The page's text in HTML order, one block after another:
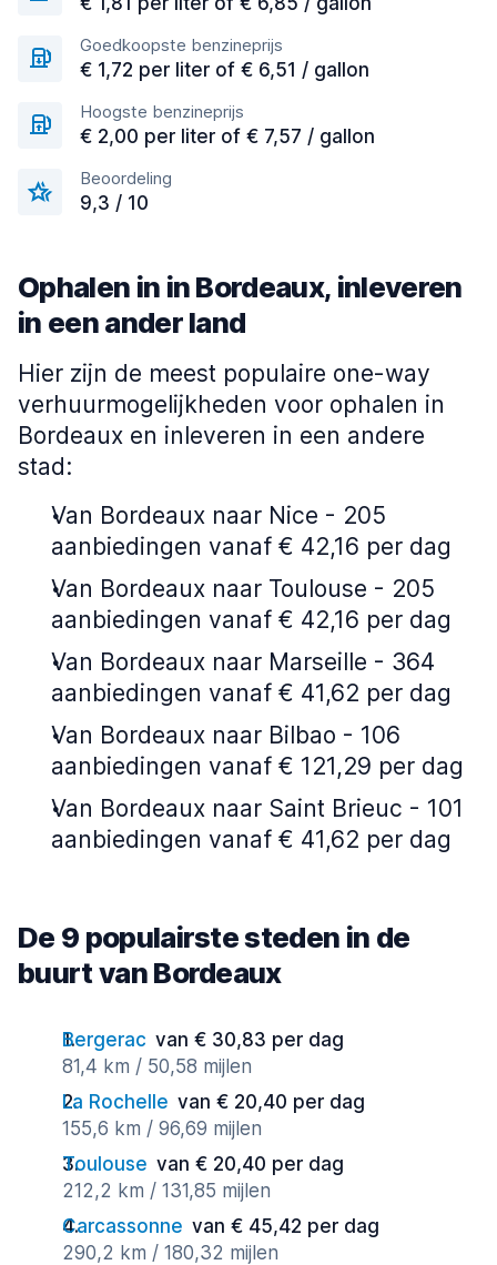
Goedkoopste benzineprijs
€ 1,72 per liter of € 6,51 / gallon
Hoogste benzineprijs
€ 2,00 per liter of € 7,57 / gallon
Beoordeling
9,3 / 10
Ophalen in in Bordeaux, inleveren
in een ander land
Hier zijn de meest populaire one-way
verhuurmogelijkheden voor ophalen in
Bordeaux en inleveren in een andere
stad:
Van Bordeaux naar Nice - 205
aanbiedingen vanaf € 42,16 per dag
Van Bordeaux naar Toulouse - 205
aanbiedingen vanaf € 42,16 per dag
Van Bordeaux naar Marseille - 364
aanbiedingen vanaf € 41,62 per dag
Van Bordeaux naar Bilbao - 106
aanbiedingen vanaf € 121,29 per dag
Van Bordeaux naar Saint Brieuc - 101
aanbiedingen vanaf € 41,62 per dag
De 9 populairste steden in de
buurt van Bordeaux
Bergerac van € 30,83 per dag
81,4 km / 50,58 mijlen
La Rochelle van € 20,40 per dag
155,6 km / 96,69 mijlen
Toulouse van € 20,40 per dag
212,2 km / 131,85 mijlen
Carcassonne van € 45,42 per dag
290,2 km / 180,32 mijlen